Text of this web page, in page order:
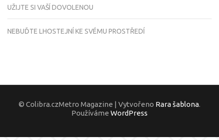
UŽIJTE SI VAŠÍ DOVOLENOU
NEBUĎTE LHOSTEJNÍ KE SVÉMU PROSTŘEDÍ
© Colibra.czMetro Magazine | Vytvořeno Rara šablona.
Používáme WordPress